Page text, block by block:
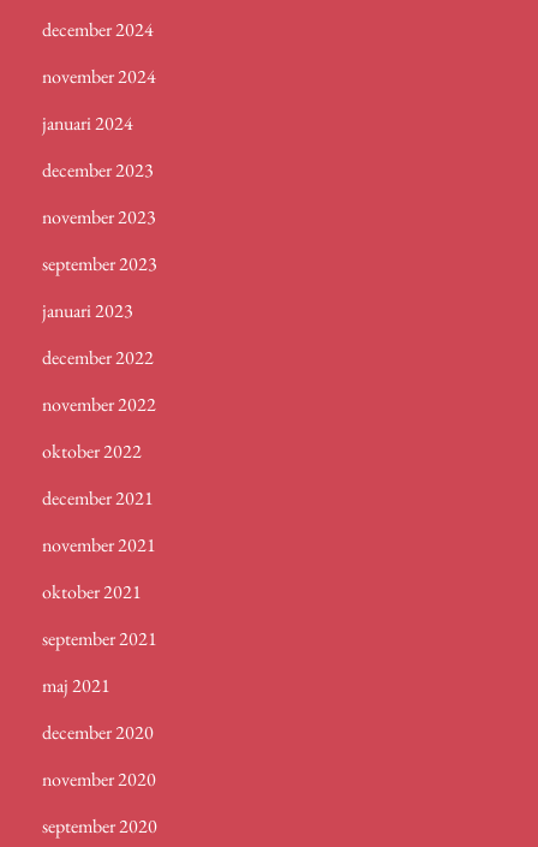
december 2024
november 2024
januari 2024
december 2023
november 2023
september 2023
januari 2023
december 2022
november 2022
oktober 2022
december 2021
november 2021
oktober 2021
september 2021
maj 2021
december 2020
november 2020
september 2020